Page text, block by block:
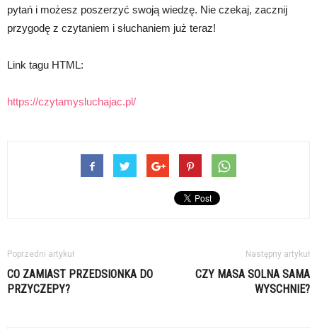
pytań i możesz poszerzyć swoją wiedzę. Nie czekaj, zacznij
przygodę z czytaniem i słuchaniem już teraz!
Link tagu HTML:
https://czytamysluchajac.pl/
Poprzedni artykuł
CO ZAMIAST PRZEDSIONKA DO
PRZYCZEPY?
Następny artykuł
CZY MASA SOLNA SAMA
WYSCHNIE?